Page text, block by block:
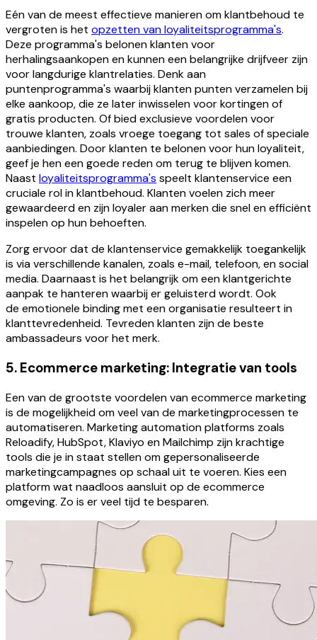
Eén van de meest effectieve manieren om klantbehoud te
vergroten is het opzetten van loyaliteitsprogramma's.
Deze programma's belonen klanten voor
herhalingsaankopen en kunnen een belangrijke drijfveer zijn
voor langdurige klantrelaties. Denk aan
puntenprogramma's waarbij klanten punten verzamelen bij
elke aankoop, die ze later inwisselen voor kortingen of
gratis producten. Of bied exclusieve voordelen voor
trouwe klanten, zoals vroege toegang tot sales of speciale
aanbiedingen. Door klanten te belonen voor hun loyaliteit,
geef je hen een goede reden om terug te blijven komen.
Naast loyaliteitsprogramma's speelt klantenservice een
cruciale rol in klantbehoud. Klanten voelen zich meer
gewaardeerd en zijn loyaler aan merken die snel en efficiënt
inspelen op hun behoeften.
Zorg ervoor dat de klantenservice gemakkelijk toegankelijk
is via verschillende kanalen, zoals e-mail, telefoon, en social
media. Daarnaast is het belangrijk om een klantgerichte
aanpak te hanteren waarbij er geluisterd wordt. Ook
de emotionele binding met een organisatie resulteert in
klanttevredenheid. Tevreden klanten zijn de beste
ambassadeurs voor het merk.
5. Ecommerce marketing: Integratie van tools
Een van de grootste voordelen van ecommerce marketing
is de mogelijkheid om veel van de marketingprocessen te
automatiseren. Marketing automation platforms zoals
Reloadify, HubSpot, Klaviyo en Mailchimp zijn krachtige
tools die je in staat stellen om gepersonaliseerde
marketingcampagnes op schaal uit te voeren. Kies een
platform wat naadloos aansluit op de ecommerce
omgeving. Zo is er veel tijd te besparen.